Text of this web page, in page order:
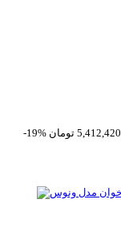
-19%
5,412,420 تومان